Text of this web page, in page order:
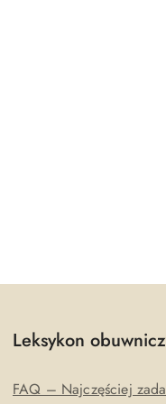
Leksykon
FAQ – Najczęściej